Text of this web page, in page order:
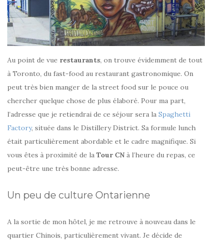
Au point de vue restaurants, on trouve évidemment de tout
à Toronto, du fast-food au restaurant gastronomique. On
peut très bien manger de la street food sur le pouce ou
chercher quelque chose de plus élaboré. Pour ma part,
l’adresse que je retiendrai de ce séjour sera la Spaghetti
Factory, située dans le Distillery District. Sa formule lunch
était particulièrement abordable et le cadre magnifique. Si
vous êtes à proximité de la Tour CN à l’heure du repas, ce
peut-être une très bonne adresse.
Un peu de culture Ontarienne
A la sortie de mon hôtel, je me retrouve à nouveau dans le
quartier Chinois, particulièrement vivant. Je décide de